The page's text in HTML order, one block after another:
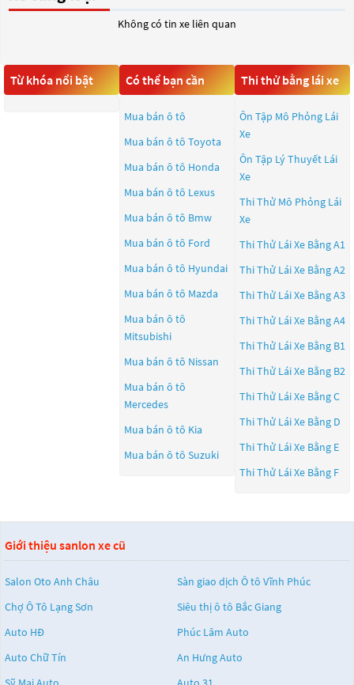
Không có tin xe liên quan
Từ khóa nổi bật Có thể bạn cần
Mua bán ô tô
Mua bán ô tô Toyota
Mua bán ô tô Honda
Mua bán ô tô Lexus
Mua bán ô tô Bmw
Mua bán ô tô Ford
Mua bán ô tô Hyundai
Mua bán ô tô Mazda
Mua bán ô tô
Mitsubishi
Mua bán ô tô Nissan
Mua bán ô tô
Mercedes
Mua bán ô tô Kia
Mua bán ô tô Suzuki
Thi thử bằng lái xe
Ôn Tập Mô Phỏng Lái
Xe
Ôn Tập Lý Thuyết Lái
Xe
Thi Thử Mô Phỏng Lái
Xe
Thi Thử Lái Xe Bằng A1
Thi Thử Lái Xe Bằng A2
Thi Thử Lái Xe Bằng A3
Thi Thử Lái Xe Bằng A4
Thi Thử Lái Xe Bằng B1
Thi Thử Lái Xe Bằng B2
Thi Thử Lái Xe Bằng C
Thi Thử Lái Xe Bằng D
Thi Thử Lái Xe Bằng E
Thi Thử Lái Xe Bằng F
Giới thiệu sanlon xe cũ
Salon Oto Anh Châu
Sàn giao dịch Ô tô Vĩnh Phúc
Chợ Ô Tô Lạng Sơn
Siêu thị ô tô Bắc Giang
Auto HĐ
Phúc Lâm Auto
Auto Chữ Tín
An Hưng Auto